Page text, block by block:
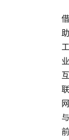
借
助
工
业
互
联
网
与
前